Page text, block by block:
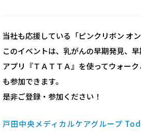
当社も応援している「ピンクリボン オ
このイベントは、乳がんの早期発見、
アプリ『ＴＡＴＴＡ』を使ってウォー
も参加できます。
是非ご登録・参加ください！
戸田中央メディカルケアグループ